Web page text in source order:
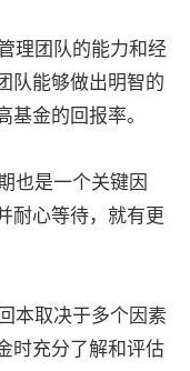
理团队的能力和经
队能够做出明智的
金的回报率。
也是一个关键因
耐心等待，就有更
本取决于多个因素
时充分了解和评估